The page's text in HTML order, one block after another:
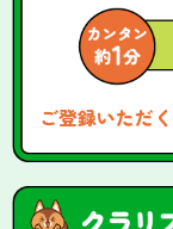
ご登録いただ